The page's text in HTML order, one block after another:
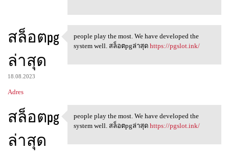
สล็อตpg
ล่าสุด
18.08.2023
Adres
people play the most. We have
people play the most. We have developed the
system well. สล็อตpgล่าสุด https://pgslot.ink/
สล็อตpg
ล่าสุด
people play the most. We have
people play the most. We have developed the
system well. สล็อตpgล่าสุด https://pgslot.ink/